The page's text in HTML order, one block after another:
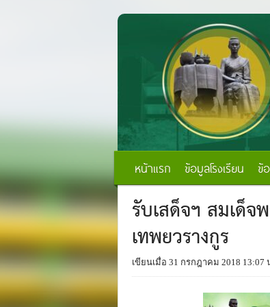
หน้าแรก ข้อมูลโรงเรียน ข้
รับเสด็จฯ สมเด็
เทพยวรางกูร
เขียนเมื่อ 31 กรกฎาคม 2018 13:07